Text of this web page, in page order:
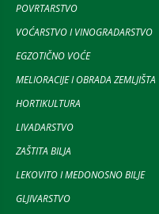
POVRTARSTVO
VOĆARSTVO I VINOGRADARSTVO
EGZOTIČNO VOĆE
MELIORACIJE I OBRADA ZEMLJIŠTA
HORTIKULTURA
LIVADARSTVO
ZAŠTITA BILJA
LEKOVITO I MEDONOSNO BILJE
GLJIVARSTVO